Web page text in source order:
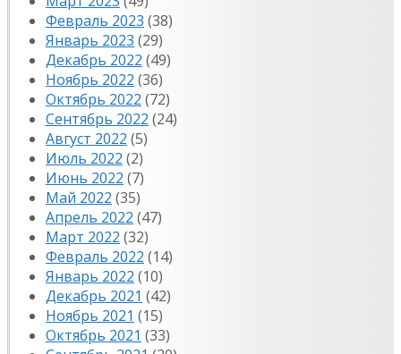
Февраль 2023 (38)
Январь 2023 (29)
Декабрь 2022 (49)
Ноябрь 2022 (36)
Октябрь 2022 (72)
Сентябрь 2022 (24)
Август 2022 (5)
Июль 2022 (2)
Июнь 2022 (7)
Май 2022 (35)
Апрель 2022 (47)
Март 2022 (32)
Февраль 2022 (14)
Январь 2022 (10)
Декабрь 2021 (42)
Ноябрь 2021 (15)
Октябрь 2021 (33)